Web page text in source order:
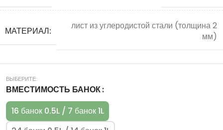
МАТЕРИАЛ:
лист из углеродистой стали (толщина 2
мм)
ВМЕСТИМОСТЬ БАНОК
16 банок 0.5L / 7 банок 1L